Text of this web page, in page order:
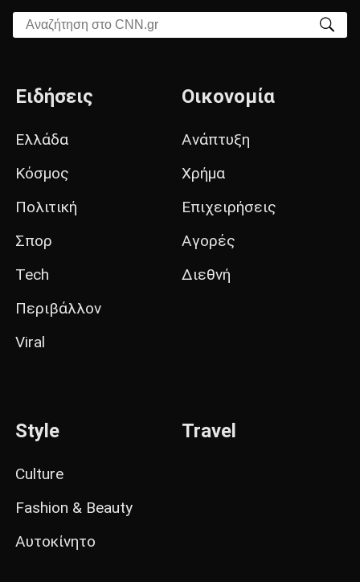
Αναζήτηση στο CNN.gr
Ειδήσεις
Ελλάδα
Κόσμος
Πολιτική
Σπορ
Tech
Περιβάλλον
Viral
Οικονομία
Ανάπτυξη
Χρήμα
Επιχειρήσεις
Αγορές
Διεθνή
Style
Culture
Fashion & Beauty
Αυτοκίνητο
Travel